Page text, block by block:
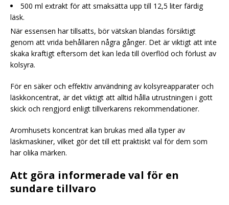
500 ml extrakt för att smaksätta upp till 12,5 liter färdig
läsk.
När essensen har tillsatts, bör vätskan blandas försiktigt
genom att vrida behållaren några gånger. Det är viktigt att inte
skaka kraftigt eftersom det kan leda till överflöd och förlust av
kolsyra.
För en säker och effektiv användning av kolsyreapparater och
läskkoncentrat, är det viktigt att alltid hålla utrustningen i gott
skick och rengjord enligt tillverkarens rekommendationer.
Aromhusets koncentrat kan brukas med alla typer av
läskmaskiner, vilket gör det till ett praktiskt val för dem som
har olika märken.
Att göra informerade val för en
sundare tillvaro